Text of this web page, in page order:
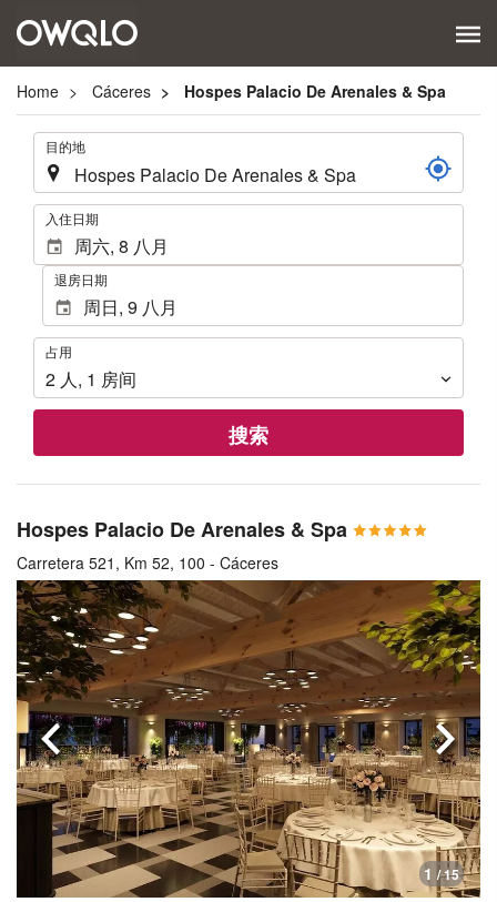
Home Cáceres Hospes Palacio De Arenales & Spa
. 目的地
. 入住日期
退房日期
占
用
占用
2 人, 1 房间
搜索
Hospes Palacio De Arenales & Spa
Carretera 521, Km 52, 100 - Cáceres
1 / 15
上一页 下一